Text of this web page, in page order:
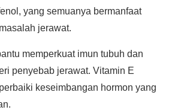
yang semuanya bermanfaat
jerawat.
memperkuat imun tubuh dan
penyebab jerawat. Vitamin E
keseimbangan hormon yang